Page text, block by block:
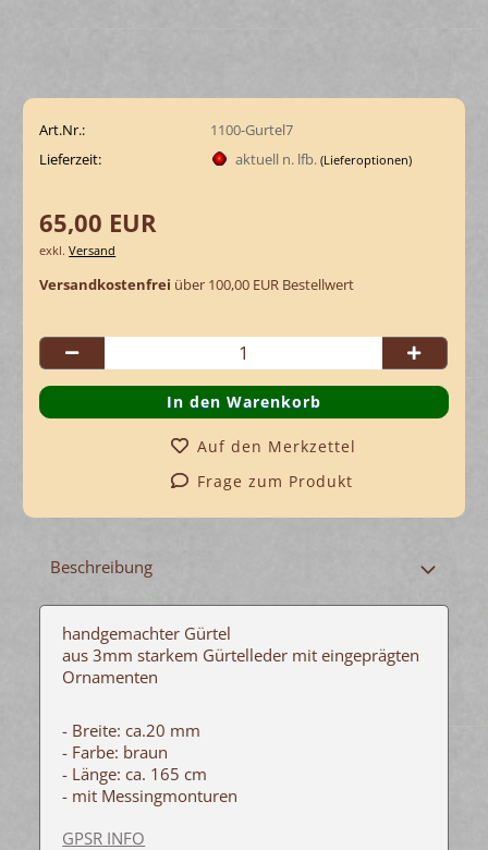
Art.Nr.:
1100-Gurtel7
Lieferzeit:
aktuell n. lfb. (Lieferoptionen)
65,00 EUR
exkl.Versand
Versandkostenfrei über 100,00 EUR Bestellwert
Auf den Merkzettel
Frage zum Produkt
Beschreibung
handgemachter Gürtel
aus 3mm starkem Gürtelleder mit eingeprägten
Ornamenten
- Breite: ca.20 mm
- Farbe: braun
- Länge: ca. 165 cm
- mit Messingmonturen
GPSR INFO